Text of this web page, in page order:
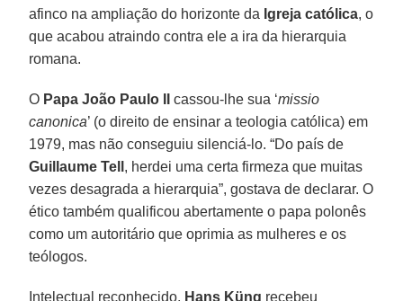
afinco na ampliação do horizonte da Igreja católica, o
que acabou atraindo contra ele a ira da hierarquia
romana.
O Papa João Paulo II cassou-lhe sua ‘missio
canonica’ (o direito de ensinar a teologia católica) em
1979, mas não conseguiu silenciá-lo. “Do país de
Guillaume Tell , herdei uma certa firmeza que muitas
vezes desagrada a hierarquia”, gostava de declarar. O
ético também qualificou abertamente o papa polonês
como um autoritário que oprimia as mulheres e os
teólogos.
Intelectual reconhecido, Hans Küng recebeu